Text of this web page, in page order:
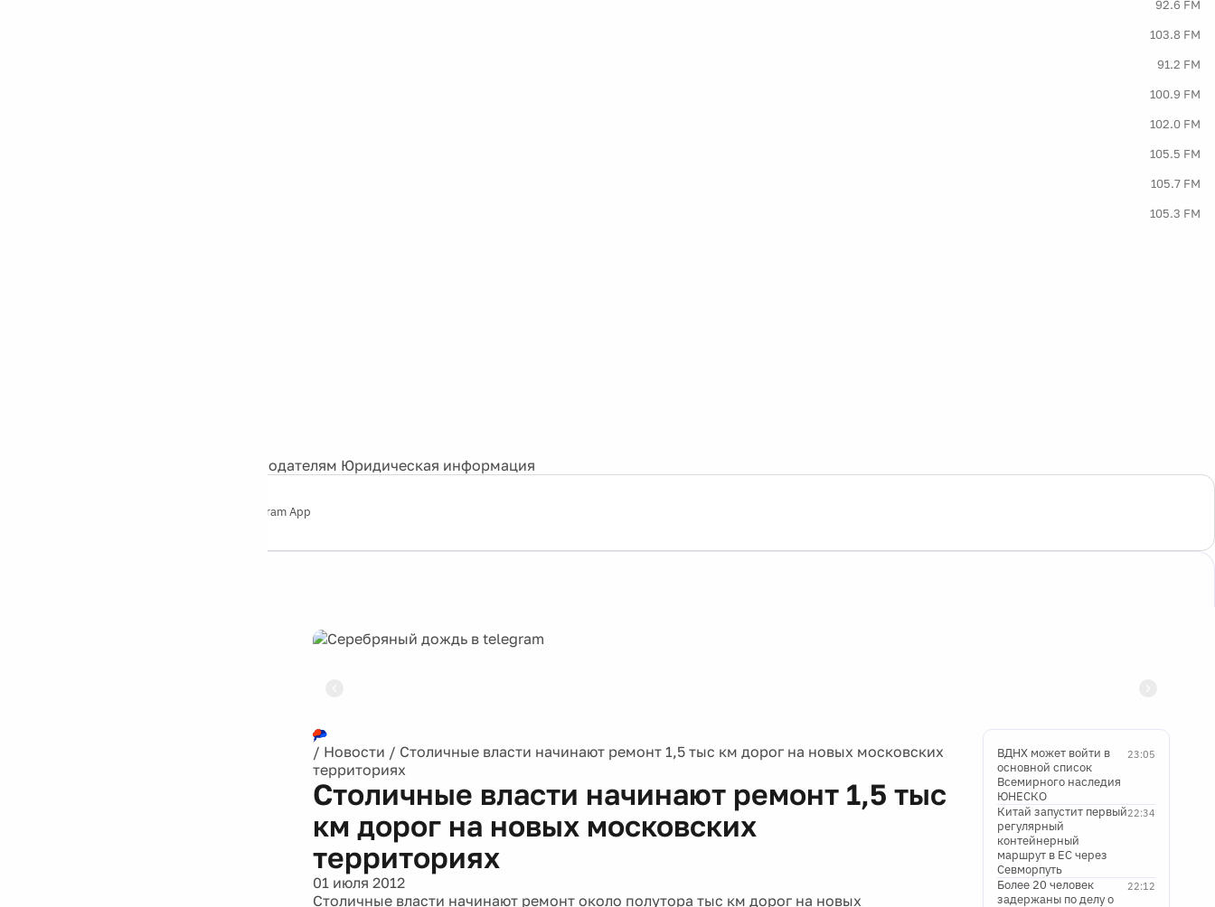
92.6 FM
103.8 FM
91.2 FM
100.9 FM
102.0 FM
105.5 FM
105.7 FM
105.3 FM
Рекламодателям Юридическая информация
Telegram App
/ Новости / Столичные власти начинают ремонт 1,5 тыс км дорог на новых московских
территориях
Столичные власти начинают ремонт 1,5 тыс
км дорог на новых московских
территориях
01 июля 2012
Столичные власти начинают ремонт около полутора тыс км дорог на новых
23:05
ВДНХ может войти в
основной список
Всемирного наследия
ЮНЕСКО
22:34
Китай запустит первый
регулярный
контейнерный
маршрут в ЕС через
Севморпуть
22:12
Более 20 человек
задержаны по делу о